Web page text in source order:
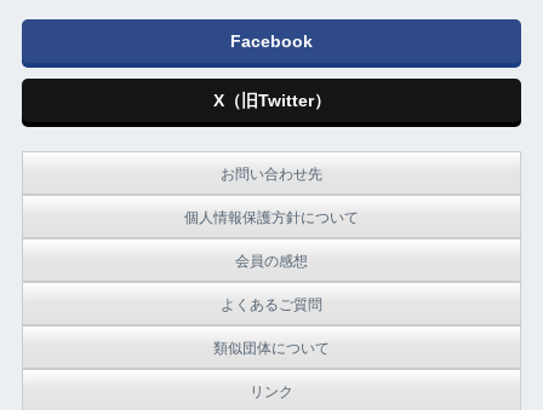
Facebook
X（旧Twitter）
お問い合わせ先
個人情報保護方針について
会員の感想
よくあるご質問
類似団体について
リンク